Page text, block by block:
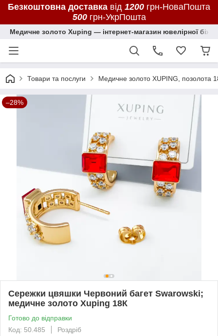
Безкоштовна доставка від 1200 грн-НоваПошта
500грн-УкрПошта
Медичне золото Xuping — інтернет-магазин ювелірної
Товари та послуги Медичне золото XUPING, позолота
–28%
Сережки цвяшки Червоний багет Swarowski;
медичне золото Xuping 18К
Готово до відправки
Код: 50.485
Роздріб